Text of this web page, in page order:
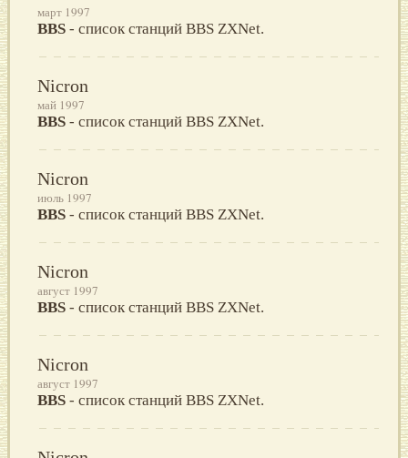
март 1997
BBS - список станций BBS ZXNet.
Nicron
май 1997
BBS - список станций BBS ZXNet.
Nicron
июль 1997
BBS - список станций BBS ZXNet.
Nicron
август 1997
BBS - список станций BBS ZXNet.
Nicron
август 1997
BBS - список станций BBS ZXNet.